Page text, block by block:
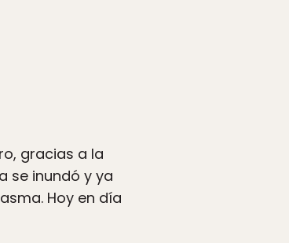
gracias a la
se inundó y ya
Hoy en día